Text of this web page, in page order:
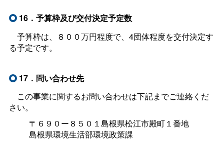
16．予算枠及び交付決定予定数
予算枠は、８００万円程度で、4団体程度を交付決定す
る予定です。
17．問い合わせ先
この事業に関するお問い合わせは下記までご連絡くだ
さい。
〒６９０ー８５０１島根県松江市殿町１番地
島根県環境生活部環境政策課